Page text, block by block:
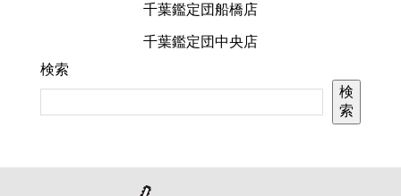
千葉鑑定団船橋店
千葉鑑定団中央店
検索
検
索